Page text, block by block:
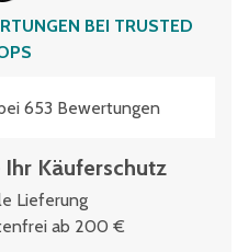
BEI TRUSTED
653 Bewertungen
Käuferschutz
Lieferung
ab 200 €